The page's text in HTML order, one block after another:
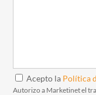
Acepto la Política
Autorizo a Marketinet el